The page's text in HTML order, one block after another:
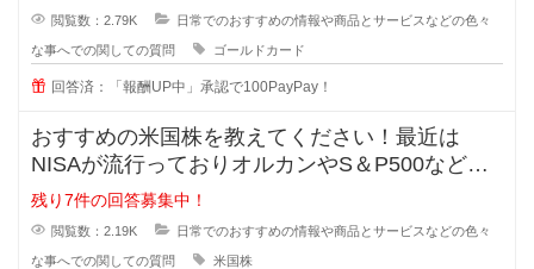
閲覧数：2.79K 日常でのおすすめの情報や商品とサービスなどの色々
な事へでの関しての質問 ゴールドカード
回答済：「報酬UP中」承認で100PayPay！
おすすめの米国株を教えてください！最近は
NISAが流行っておりオルカンやS＆P500などが
主流ですが、皆が同じものに投資
残り7件の回答募集中！
閲覧数：2.19K 日常でのおすすめの情報や商品とサービスなどの色々
な事へでの関しての質問 米国株